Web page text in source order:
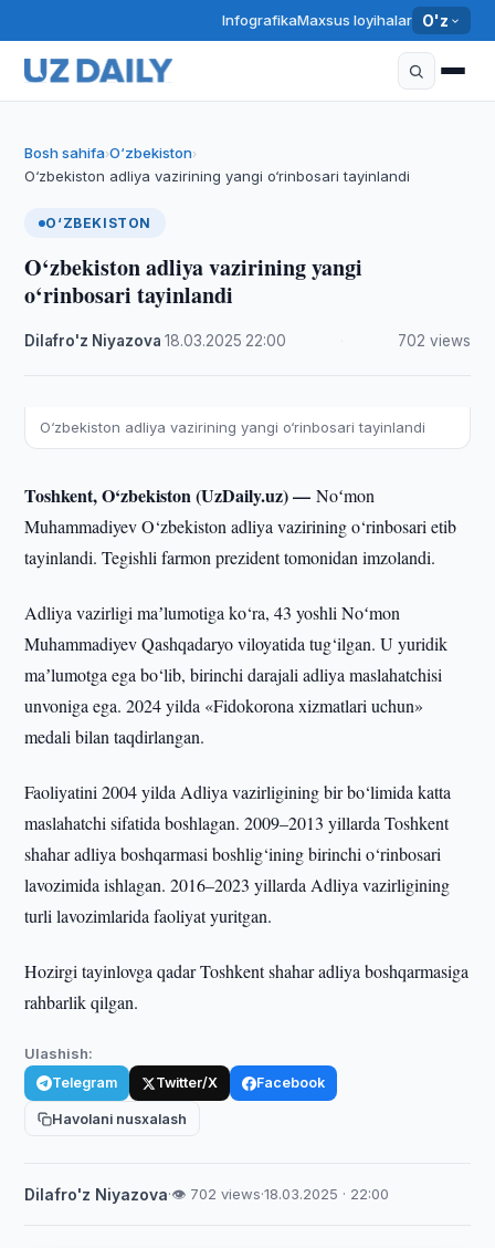
InfografikaMaxsus loyihalar O'z
Bosh sahifa›O‘zbekiston›
O‘zbekiston adliya vazirining yangi o‘rinbosari tayinlandi
O‘ZBEKISTON
O‘zbekiston adliya vazirining yangi
o‘rinbosari tayinlandi
Dilafro'z Niyazova ·18.03.2025 22:00 702 views
O‘zbekiston adliya vazirining yangi o‘rinbosari tayinlandi
Toshkent, O‘zbekiston (UzDaily.uz) —Noʻmon
Muhammadiyev O‘zbekiston adliya vazirining o‘rinbosari etib
tayinlandi. Tegishli farmon prezident tomonidan imzolandi.
Adliya vazirligi maʼlumotiga ko‘ra, 43 yoshli Noʻmon
Muhammadiyev Qashqadaryo viloyatida tug‘ilgan. U yuridik
maʼlumotga ega bo‘lib, birinchi darajali adliya maslahatchisi
unvoniga ega. 2024 yilda «Fidokorona xizmatlari uchun»
medali bilan taqdirlangan.
Faoliyatini 2004 yilda Adliya vazirligining bir bo‘limida katta
maslahatchi sifatida boshlagan. 2009–2013 yillarda Toshkent
shahar adliya boshqarmasi boshlig‘ining birinchi o‘rinbosari
lavozimida ishlagan. 2016–2023 yillarda Adliya vazirligining
turli lavozimlarida faoliyat yuritgan.
Hozirgi tayinlovga qadar Toshkent shahar adliya boshqarmasiga
rahbarlik qilgan.
Ulashish:
Telegram Twitter/X Facebook
Havolani nusxalash
Dilafro'z Niyazova·👁 702 views·18.03.2025 · 22:00